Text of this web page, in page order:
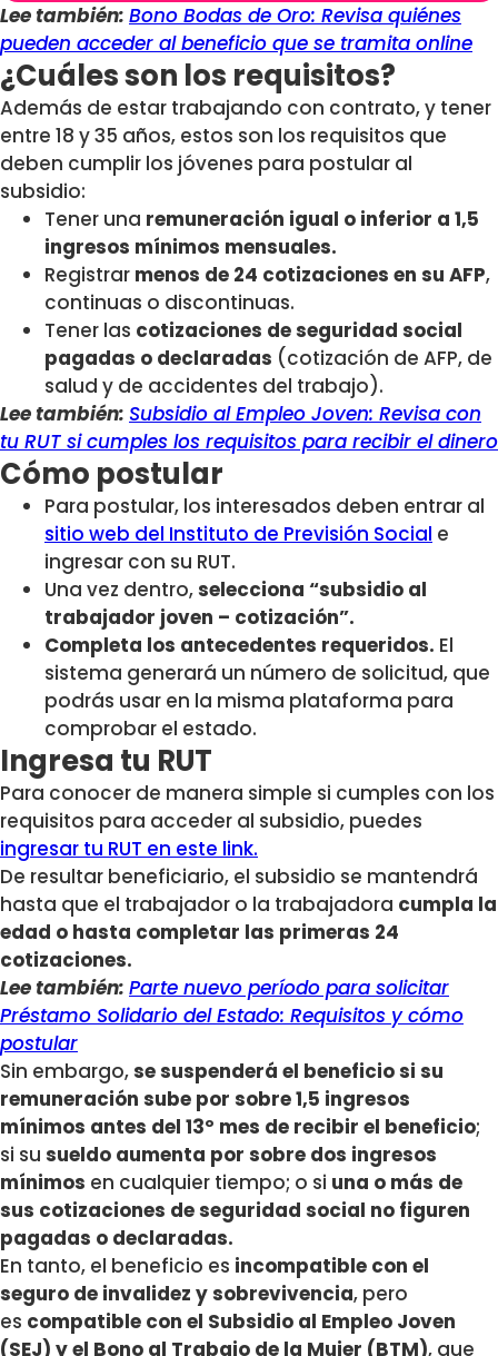
Lee también: Bono Bodas de Oro: Revisa quiénes
pueden acceder al beneficio que se tramita online
¿Cuáles son los requisitos?
Además de estar trabajando con contrato, y tener
entre 18 y 35 años, estos son los requisitos que
deben cumplir los jóvenes para postular al
subsidio:
Tener una remuneración igual o inferior a 1,5
ingresos mínimos mensuales.
Registrar menos de 24 cotizaciones en su AFP,
continuas o discontinuas.
Tener las cotizaciones de seguridad social
pagadas o declaradas (cotización de AFP, de
salud y de accidentes del trabajo).
Lee también: Subsidio al Empleo Joven: Revisa con
tu RUT si cumples los requisitos para recibir el dinero
Cómo postular
Para postular, los interesados deben entrar al
sitio web del Instituto de Previsión Social e
ingresar con su RUT.
Una vez dentro,selecciona “subsidio al
trabajador joven – cotización”.
Completa los antecedentes requeridos. El
sistema generará un número de solicitud, que
podrás usar en la misma plataforma para
comprobar el estado.
Ingresa tu RUT
Para conocer de manera simple si cumples con los
requisitos para acceder al subsidio, puedes
ingresar tu RUT en este link.
De resultar beneficiario, el subsidio se mantendrá
hasta que el trabajador o la trabajadora cumpla la
edad o hasta completar las primeras 24
cotizaciones.
Lee también: Parte nuevo período para solicitar
Préstamo Solidario del Estado: Requisitos y cómo
postular
Sin embargo,se suspenderá el beneficio si su
remuneración sube por sobre 1,5 ingresos
mínimos antes del 13º mes de recibir el beneficio;
si su sueldo aumenta por sobre dos ingresos
mínimos en cualquier tiempo; o si una o más de
sus cotizaciones de seguridad social no figuren
pagadas o declaradas.
En tanto, el beneficio es incompatible con el
seguro de invalidez y sobrevivencia, pero
es compatible con el Subsidio al Empleo Joven
(SEJ) y el Bono al Trabajo de la Mujer (BTM), que